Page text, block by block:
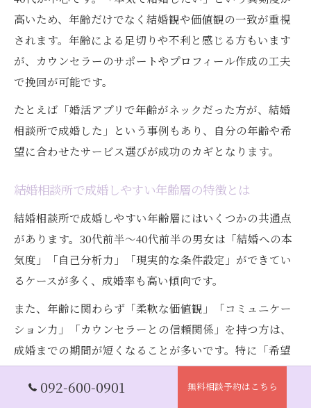
高いため、年齢だけでなく結婚観や価値観の一致が重視
されます。年齢による足切りや不利と感じる方もいます
が、カウンセラーのサポートやプロフィール作成の工夫
で挽回が可能です。
たとえば「婚活アプリで年齢がネックだった方が、結婚
相談所で成婚した」という事例もあり、自分の年齢や希
望に合わせたサービス選びが成功のカギとなります。
結婚相談所で成婚しやすい年齢層の特徴とは
結婚相談所で成婚しやすい年齢層にはいくつかの共通点
があります。30代前半〜40代前半の男女は「結婚への本
気度」「自己分析力」「現実的な条件設定」ができてい
るケースが多く、成婚率も高い傾向です。
また、年齢に関わらず「柔軟な価値観」「コミュニケー
ション力」「カウンセラーとの信頼関係」を持つ方は、
成婚までの期間が短くなることが多いです。特に「希望
条件の見直し」や「プロフィールのブラッシュアップ」
を積極的に行う姿勢は、年齢を問わず大きな武器となり
092-600-0901 無料相談予約はこちら